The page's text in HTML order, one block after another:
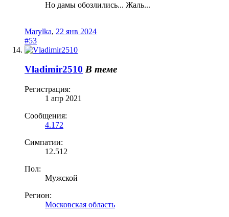
Но дамы обозлились... Жаль...
Marylka, 22 янв 2024
#53
Vladimir2510 В теме
Регистрация:
1 апр 2021
Сообщения:
4.172
Симпатии:
12.512
Пол:
Мужской
Регион:
Московская область